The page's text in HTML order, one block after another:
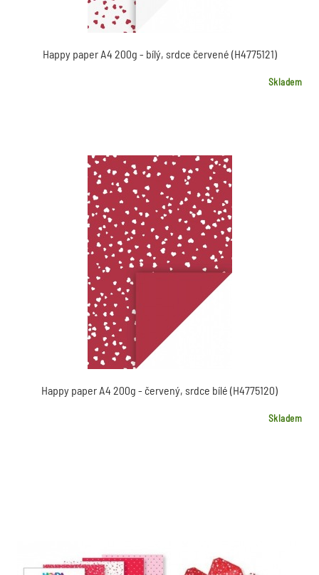
Happy paper A4 200g - bílý, srdce červené (H4775121)
Skladem
Happy paper A4 200g - červený, srdce bílé (H4775120)
Skladem